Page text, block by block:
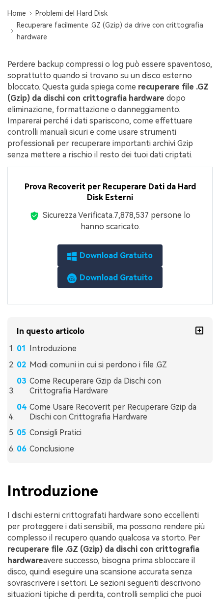
Centro di conoscenza
search
Home
Problemi del Hard Disk
Recuperare facilmente .GZ (Gzip) da drive con crittografia
hardware
Perdere backup compressi o log può essere spaventoso,
soprattutto quando si trovano su un disco esterno
bloccato. Questa guida spiega come recuperare file .GZ
(Gzip) da dischi con crittografia hardware dopo
eliminazione, formattazione o danneggiamento.
Imparerai perché i dati spariscono, come effettuare
controlli manuali sicuri e come usare strumenti
professionali per recuperare importanti archivi Gzip
senza mettere a rischio il resto dei tuoi dati criptati.
Prova Recoverit per Recuperare Dati da Hard
Disk Esterni
Sicurezza Verificata.7,878,539,089persone lo
hanno scaricato.
Download Gratuito
Download Gratuito
In questo articolo
Introduzione
Modi comuni in cui si perdono i file .GZ
Come Recuperare Gzip da Dischi con
Crittografia Hardware
Come Usare Recoverit per Recuperare Gzip da
Dischi con Crittografia Hardware
Consigli Pratici
Conclusione
Introduzione
I dischi esterni crittografati hardware sono eccellenti
per proteggere i dati sensibili, ma possono rendere più
complesso il recupero quando qualcosa va storto. Per
recuperare file .GZ (Gzip) da dischi con crittografia
hardwareavere successo, bisogna prima sbloccare il
disco, quindi eseguire una scansione accurata senza
sovrascrivere i settori. Le sezioni seguenti descrivono
situazioni tipiche di perdita, controlli semplici che puoi